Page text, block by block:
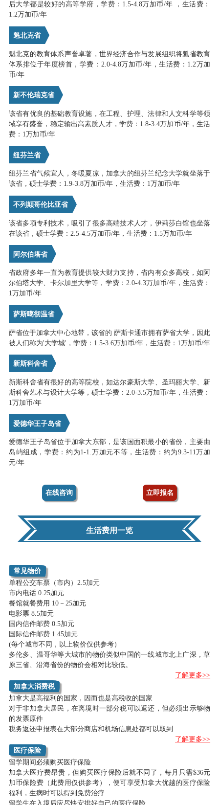
后大学都是较好的高等学府，学费：1.5-4.8万加币/年 ，生活费：
1.2万加币/年
魁北克省
魁北克的教育体系声誉卓著，世界经济合作与发展组织将魁省教育
体系排位于年度榜首，学费：2.0-4.8万加币/年，生活费：1.2万加
币/年
新不伦瑞克省
该省有优良的基础教育设施，在工程、护理、法律和人文科学等领
域享有盛誉，稳定输出高素质人才，学费：1.8-3.4万加币/年，生活
费：1万加币/年
纽芬兰省
纽芬兰省气候宜人，冬暖夏凉，加拿大的纽芬兰纪念大学就坐落于
该省，硕士学费：1.9-3.8万加币/年，生活费：1万加币/年
不列颠哥伦比亚省
该省多项专利技术，吸引了很多高端技术人才，伊莉莎白馆也坐落
在该省，硕士学费：2.5-4.5万加币/年，生活费：1.5万加币/年
阿尔伯塔省
省政府多年一直为教育提供较大财力支持，省内有众多高校，如阿
尔伯塔大学、卡尔加里大学等，学费：2.0-4.3万加币/年，生活费：
1万加币/年
萨斯噶彻温省
萨省位于加拿大中心地带，该省的 萨斯卡通市拥有萨省大学，因此
被人们称为'大学城'，学费：1.5-3.6万加币/年，生活费：1万加币/年
新斯科舍省
新斯科舍省有很好的高等院校，如达尔豪斯大学、圣玛丽大学、新
斯科舍艺术与设计大学等，硕士学费：2.0-3.5万加币/年，生活费：
1万加币/年
爱德华王子岛省
爱德华王子岛省位于加拿大东部，是该国面积最小的省份，主要由
岛屿组成，学费：约为1-1.万加元不等，生活费：约为9.3-11万加
元/年
在线咨询 立即报名
生活费用一览
常见物价
单程公交车票（市内）2.5加元
市内电话 0.25加元
餐馆就餐费用 10－25加元
电影票 8.5加元
国内信件邮费 0.5加元
国际信件邮费 1.45加元
(每个城市不同，以上物价仅供参考）
多伦多、温哥华等大城市的物价类似中国的一线城市北上广深，草
原三省、沿海省份的物价会相对比较低。
了解更多>>
加拿大消费税
加拿大是高福利的国家，因而也是高税收的国家
对于非加拿大居民，在离境时一部分税可以返还，但必须出示够物
的发票原件
税务返还申报表在大部分商店和机场信息处都可以取到
了解更多>>
医疗保险
留学期间必须购买医疗保险
加拿大医疗费昂贵，但购买医疗保险后就不同了，每月只需$36元
加币保险费（此费用仅供参考），便可享受加拿大优越的医疗保险
福利，生病时可以得到免费治疗
留学生在入境后应尽快安排好自己的医疗保险